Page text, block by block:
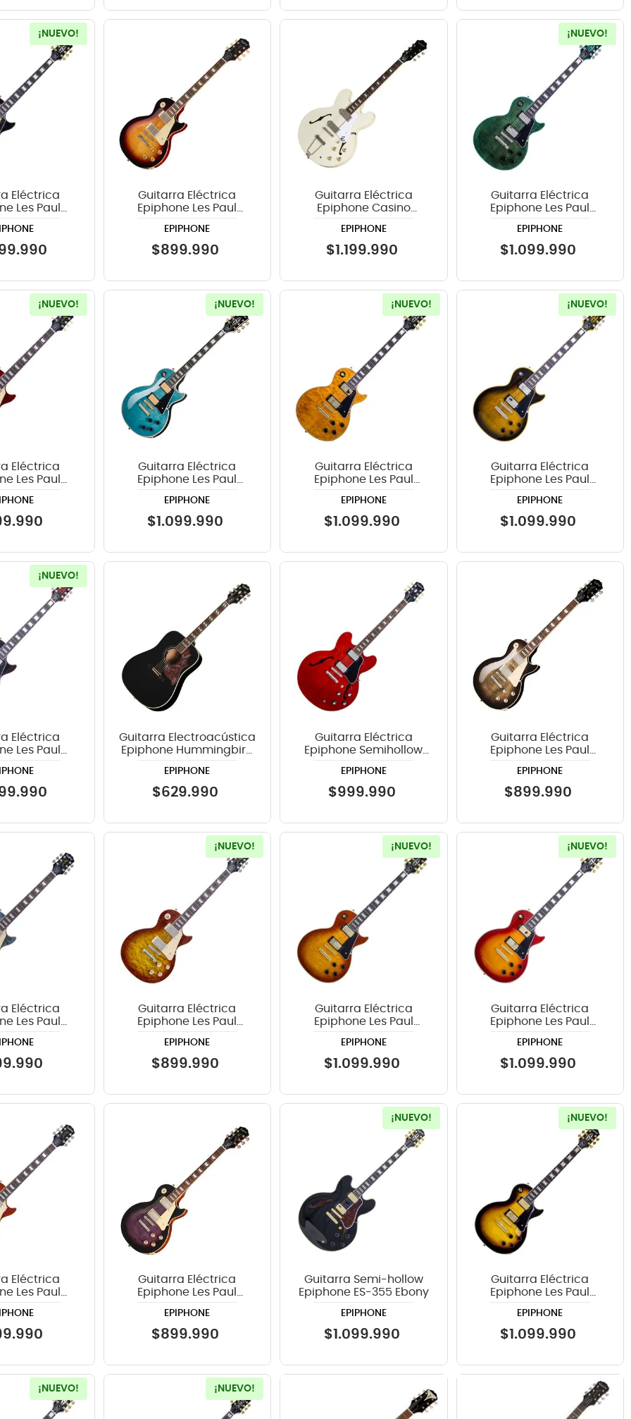
¡NUEVO!
Eléctrica
Les Paul
Burst
.990
Guitarra Eléctrica
Epiphone Les Paul
Bourbon Burst
EPIPHONE
$899.990
Guitarra Eléctrica
Epiphone Casino
EPIPHONE
$1 .199.990
¡NUEVO!
Guitarra Eléctrica
Epiphone Les Paul
EPIPHONE
$1 .099.990
¡NUEVO!
Eléctrica
Les Paul
Cherry
.990
¡NUEVO!
Guitarra Eléctrica
Epiphone Les Paul
Blue
EPIPHONE
$1 .099.990
¡NUEVO!
Guitarra Eléctrica
Epiphone Les Paul
Transparent Amber
EPIPHONE
$1 .099.990
¡NUEVO!
Guitarra Eléctrica
Epiphone Les Paul
Burst
EPIPHONE
$1 .099.990
¡NUEVO!
Eléctrica
Les Paul
Burst
.990
Guitarra Electroacústica
Epiphone Hummingbird
EPIPHONE
$629.990
Guitarra Eléctrica
Epiphone Semihollow
EPIPHONE
$999.990
Guitarra Eléctrica
Epiphone Les Paul
Cobra Burst
EPIPHONE
$899.990
Eléctrica
Les Paul
Blue
.990
¡NUEVO!
Guitarra Eléctrica
Epiphone Les Paul
Washed Cherry
Sunburst
EPIPHONE
$899.990
¡NUEVO!
Guitarra Eléctrica
Epiphone Les Paul
Burst
EPIPHONE
$1 .099.990
¡NUEVO!
Guitarra Eléctrica
Epiphone Les Paul
Sunburst
EPIPHONE
$1 .099.990
Eléctrica
Les Paul
Cherry
.990
Guitarra Eléctrica
Epiphone Les Paul
Dark Purple Burst
EPIPHONE
$899.990
¡NUEVO!
Guitarra Semi-hollow
Epiphone ES-355 Ebony
EPIPHONE
$1 .099.990
¡NUEVO!
Guitarra Eléctrica
Epiphone Les Paul
EPIPHONE
$1 .099.990
¡NUEVO! ¡NUEVO!